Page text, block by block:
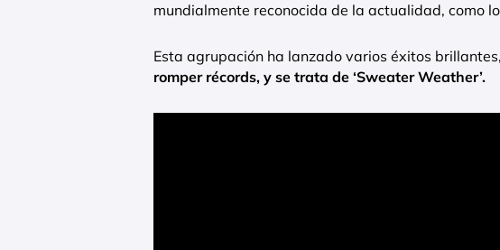
mundialmente reconocida de la actualidad, como lo
Esta agrupación ha lanzado varios éxitos brillantes,
romper récords, y se trata de ‘Sweater Weather’.